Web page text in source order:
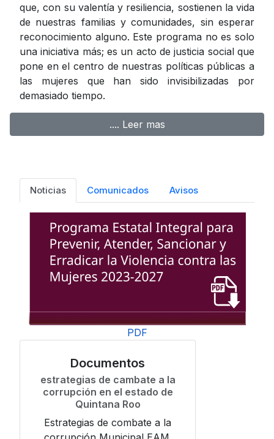
que, con su valentía y resiliencia, sostienen la vida
de nuestras familias y comunidades, sin esperar
reconocimiento alguno. Este programa no es solo
una iniciativa más; es un acto de justicia social que
pone en el centro de nuestras políticas públicas a
las mujeres que han sido invisibilizadas por
demasiado tiempo.
.... Leer mas
Noticias Comunicados Avisos
PDF
Documentos
estrategias de cambate a la
corrupción en el estado de
Quintana Roo
Estrategias de combate a la